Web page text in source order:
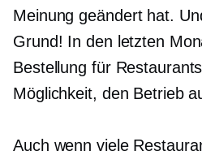
Meinung geändert hat.
Grund! In den letzten
Bestellung für
Möglichkeit, den Betrieb
Auch wenn viele